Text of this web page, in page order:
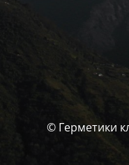
© Герметики